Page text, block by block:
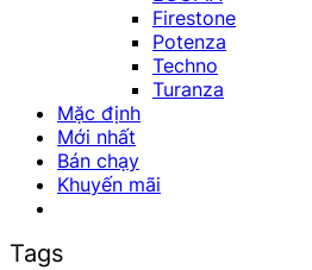
Firestone
Potenza
Techno
Turanza
Mặc định
Mới nhất
Bán chạy
Khuyến mãi
Tags